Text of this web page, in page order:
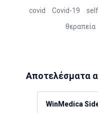
covid Covid-19
θεραπεία
Αποτελέσματα
WinMedica